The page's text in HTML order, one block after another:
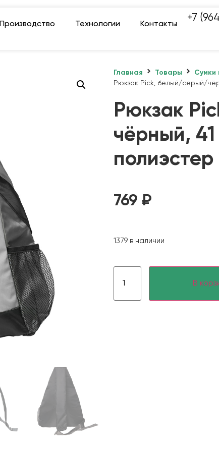
Производство Технологии Контакты
+7
Главная Товары
Сумки
Рюкзак Pick, белый/серый/
Рюкзак
чёрный, 41
полиэстер
769 ₽
1379 в наличии
В